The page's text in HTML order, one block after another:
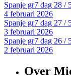
Spanje gr7 dag 28 /
4 februari 2026
Spanje gr7 dag 27 /
3 februari 2026
Spanje gr7 dag 26 /
2 februari 2026
Over